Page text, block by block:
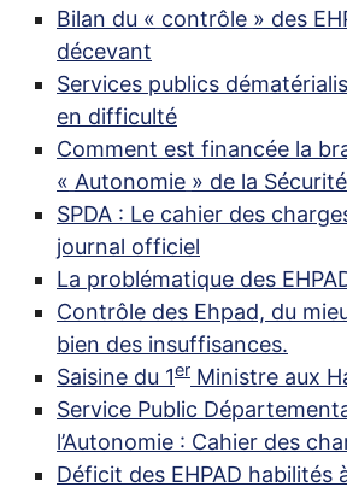
Bilan du « contrôle » des
décevant
Services publics
en difficulté
Comment est financée la
« Autonomie » de la
SPDA : Le cahier des
journal officiel
La problématique des
Contrôle des Ehpad, du
bien des insuffisances.
Saisine du 1er Ministre aux
Service Public
l’Autonomie : Cahier des
Déficit des EHPAD habilités